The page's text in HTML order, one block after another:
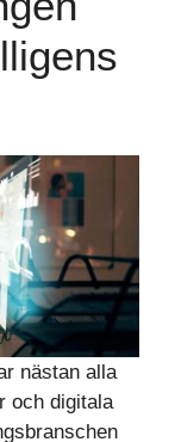
nästan alla
och digitala